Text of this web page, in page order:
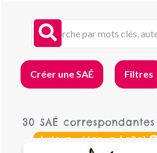
Créer une SAÉ Filtres
30 SAÉ correspondantes
Auteur : Manon LeBel x